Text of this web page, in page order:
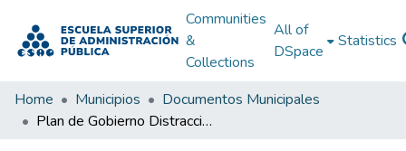
Communities
&
Collections
All of
DSpace
Statistics
Home Municipios
Documentos Municipales
Plan de Gobierno Distracción La Guajira 2005 - 2007: PG Distracción La Guajira 2005 - 2007